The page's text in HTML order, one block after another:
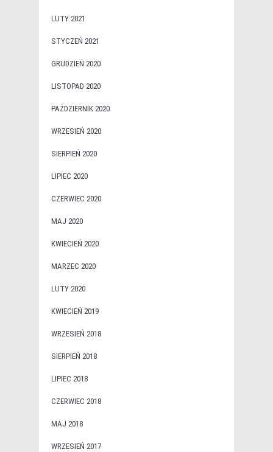
LUTY 2021
STYCZEŃ 2021
GRUDZIEŃ 2020
LISTOPAD 2020
PAŹDZIERNIK 2020
WRZESIEŃ 2020
SIERPIEŃ 2020
LIPIEC 2020
CZERWIEC 2020
MAJ 2020
KWIECIEŃ 2020
MARZEC 2020
LUTY 2020
KWIECIEŃ 2019
WRZESIEŃ 2018
SIERPIEŃ 2018
LIPIEC 2018
CZERWIEC 2018
MAJ 2018
WRZESIEŃ 2017